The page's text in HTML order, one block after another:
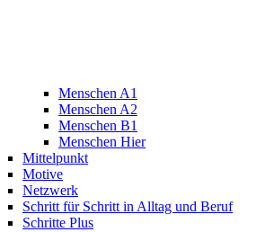
Menschen A1
Menschen A2
Menschen B1
Menschen Hier
Mittelpunkt
Motive
Netzwerk
Schritt für Schritt in Alltag und Beruf
Schritte Plus